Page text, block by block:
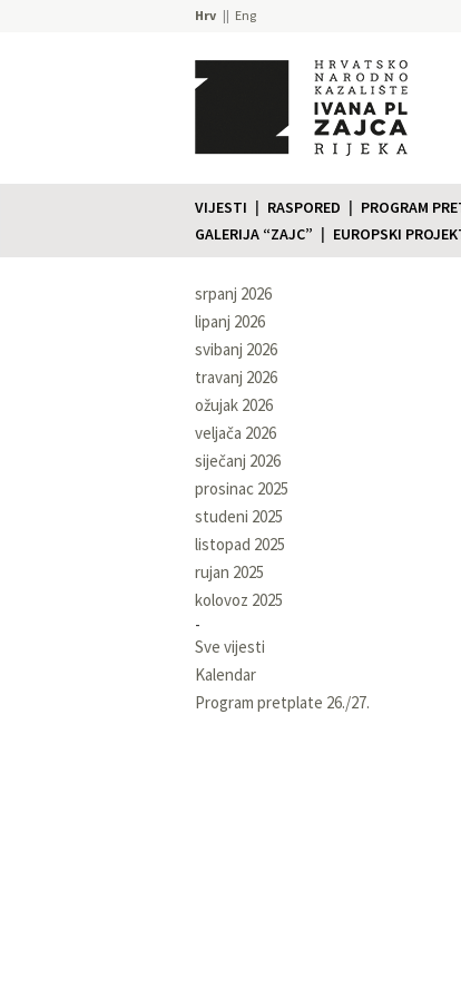
Hrv Eng
VIJESTI RASPORED PROGRAM
GALERIJA “ZAJC”
EUROPSKI
srpanj 2026
lipanj 2026
svibanj 2026
travanj 2026
ožujak 2026
veljača 2026
siječanj 2026
prosinac 2025
studeni 2025
listopad 2025
rujan 2025
kolovoz 2025
Sve vijesti
Kalendar
Program pretplate 26./27.